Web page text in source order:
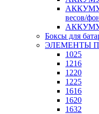
весов/
Боксы для
ЭЛЕМЕНТЫ
1025
1216
1220
1225
1616
1620
1632